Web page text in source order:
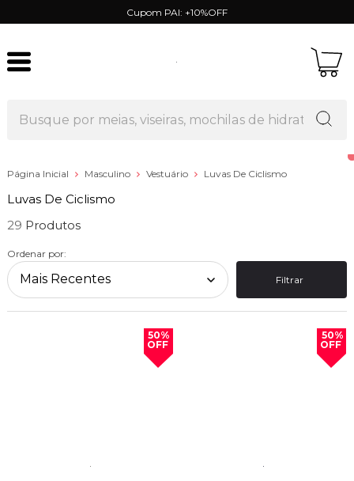
Cupom PAI: +10%OFF
Página Inicial Masculino Vestuário Luvas De Ciclismo
Luvas De Ciclismo
29
Ordenar por:
Filtrar
50%
OFF
50%
OFF